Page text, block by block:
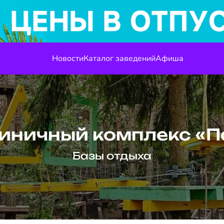
НовостиКаталог заведенийАфиша
комплекс
Базы отдыха